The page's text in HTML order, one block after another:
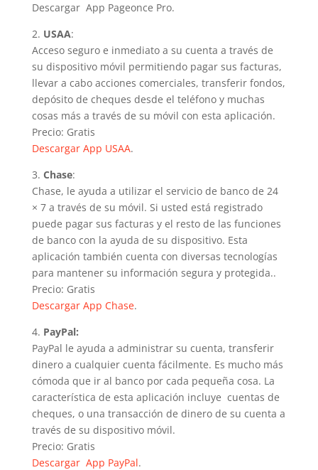
Descargar App Pageonce Pro.
2. USAA:
Acceso seguro e inmediato a su cuenta a través de
su dispositivo móvil permitiendo pagar sus facturas,
llevar a cabo acciones comerciales, transferir fondos,
depósito de cheques desde el teléfono y muchas
cosas más a través de su móvil con esta aplicación.
Precio: Gratis
Descargar App USAA.
3. Chase:
Chase, le ayuda a utilizar el servicio de banco de 24
× 7 a través de su móvil. Si usted está registrado
puede pagar sus facturas y el resto de las funciones
de banco con la ayuda de su dispositivo. Esta
aplicación también cuenta con diversas tecnologías
para mantener su información segura y protegida..
Precio: Gratis
Descargar App Chase.
4. PayPal:
PayPal le ayuda a administrar su cuenta, transferir
dinero a cualquier cuenta fácilmente. Es mucho más
cómoda que ir al banco por cada pequeña cosa. La
característica de esta aplicación incluye cuentas de
cheques, o una transacción de dinero de su cuenta a
través de su dispositivo móvil.
Precio: Gratis
Descargar App PayPal.